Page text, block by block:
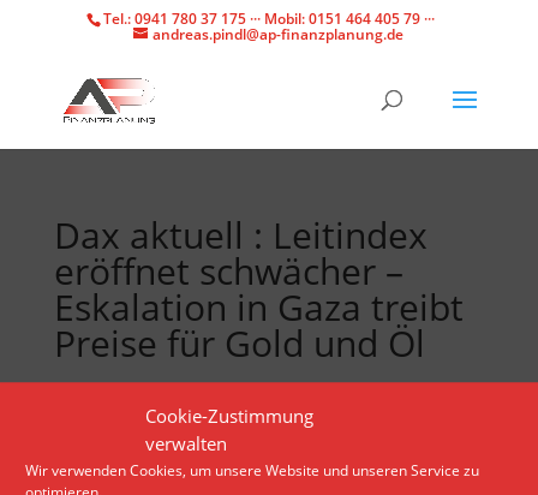
Cookie-Zustimmung
verwalten
Wir verwenden Cookies, um unsere Website und unseren Service zu
Tel.: 0941 780 37 175 ··· Mobil: 0151 464 405 79 ···
andreas.pindl@ap-finanzplanung.de
Dax aktuell : Leitindex
eröffnet schwächer –
Eskalation in Gaza treibt
Preise für Gold und Öl
Größter Gewinner am Mittwoch ist die Adidas-Aktie.
Die Schuhe, die der umstrittene Rapper Kanye West
designt hatte, ließen sich besser verkaufen als